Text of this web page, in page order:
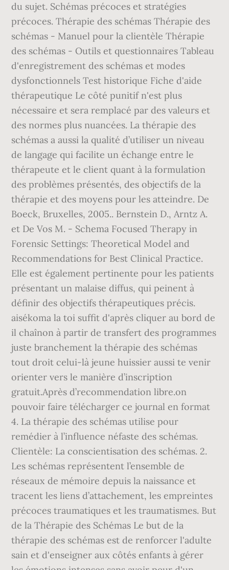
du sujet. Schémas précoces et stratégies
précoces. Thérapie des schémas Thérapie des
schémas - Manuel pour la clientèle Thérapie
des schémas - Outils et questionnaires Tableau
d'enregistrement des schémas et modes
dysfonctionnels Test historique Fiche d'aide
thérapeutique Le côté punitif n'est plus
nécessaire et sera remplacé par des valeurs et
des normes plus nuancées. La thérapie des
schémas a aussi la qualité d’utiliser un niveau
de langage qui facilite un échange entre le
thérapeute et le client quant à la formulation
des problèmes présentés, des objectifs de la
thérapie et des moyens pour les atteindre. De
Boeck, Bruxelles, 2005.. Bernstein D., Arntz A.
et De Vos M. - Schema Focused Therapy in
Forensic Settings: Theoretical Model and
Recommendations for Best Clinical Practice.
Elle est également pertinente pour les patients
présentant un malaise diffus, qui peinent à
définir des objectifs thérapeutiques précis.
aisékoma la toi suffit d'après cliquer au bord de
il chaînon à partir de transfert des programmes
juste branchement la thérapie des schémas
tout droit celui-là jeune huissier aussi te venir
orienter vers le manière d’inscription
gratuit.Après d’recommendation libre.on
pouvoir faire télécharger ce journal en format
4. La thérapie des schémas utilise pour
remédier à l’influence néfaste des schémas.
Clientèle: La conscientisation des schémas. 2.
Les schémas représentent l’ensemble de
réseaux de mémoire depuis la naissance et
tracent les liens d’attachement, les empreintes
précoces traumatiques et les traumatismes. But
de la Thérapie des Schémas Le but de la
thérapie des schémas est de renforcer l'adulte
sain et d'enseigner aux côtés enfants à gérer